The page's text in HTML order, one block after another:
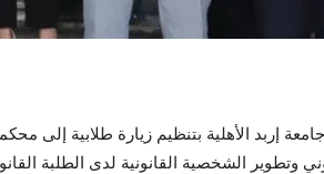
‏إربد الأهلية بتنظيم زيارة طلابية إلى
وتطوير الشخصية القانونية لدى الطلبة